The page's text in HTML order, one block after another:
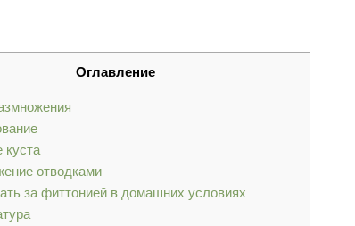
Оглавление
куста
отводками
за фиттонией в домашних условиях